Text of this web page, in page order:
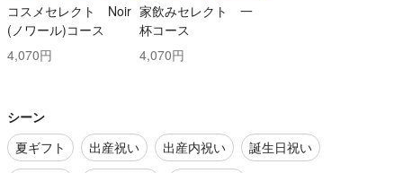
コスメセレクト Noir
(ノワール)コース
4,070円
家飲みセレクト 一
杯コース
4,070円
シーン
夏ギフト
出産祝い 出産内祝い
誕生日祝い